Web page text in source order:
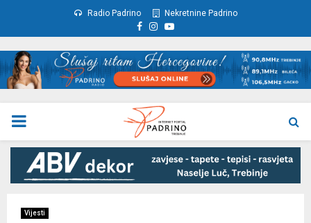
Radio Padrino Nekretnine Padrino
Facebook
Instagram
Youtube
PRIMARY
MENU
Vijesti